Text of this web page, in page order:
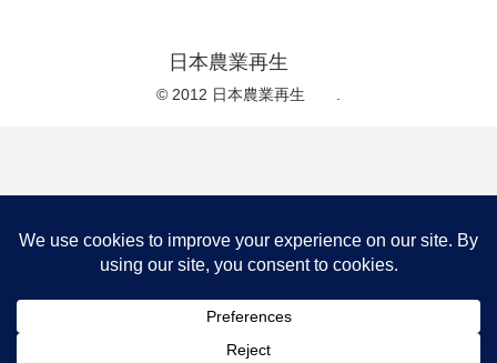
日本農業再生
© 2012 日本農業再生 .